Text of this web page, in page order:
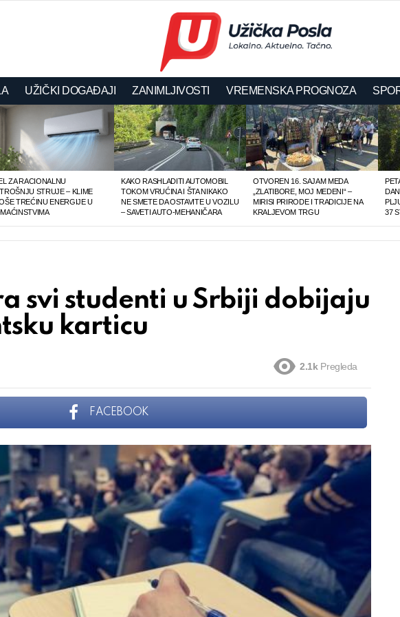
UŽIČKI DOGAĐAJI ZANIMLJIVOSTI VREMENSKA PROGNOZA
ZA RACIONALNU
STRUJE – KLIME
TREĆINU ENERGIJE U
KAKO RASHLADITI AUTOMOBIL
TOKOM VRUĆINA I ŠTA NIKAKO
NE SMETE DA OSTAVITE U VOZILU
– SAVETI AUTO-MEHANIČARA
OTVOREN 16. SAJAM MEDA
„ZLATIBORE, MOJ MEDENI“ –
MIRISI PRIRODE I TRADICIJE NA
KRALJEVOM TRGU
37
svi studenti u Srbiji dobijaju
karticu
2.1k Pregleda
FACEBOOK